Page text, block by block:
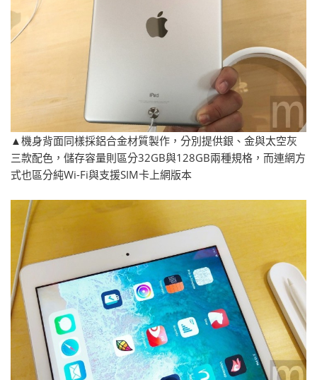
▲機身背面同樣採鋁合金材質製作，分別提供銀、金與太空灰
三款配色，儲存容量則區分32GB與128GB兩種規格，而連網方
式也區分純Wi-Fi與支援SIM卡上網版本